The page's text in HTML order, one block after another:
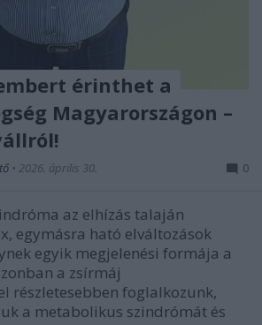
érinthet a
Magyarországon –
• 2026. április 30. 0
az elhízás talaján
egymásra ható elváltozások
egyik megjelenési formája a
a zsírmáj
részletesebben foglalkozunk,
a metabolikus szindrómát és